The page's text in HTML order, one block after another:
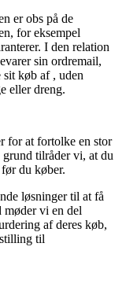
er obs på de
for eksempel
I den relation
sin ordremail,
køb af , uden
eller dreng.
for at fortolke en stor
grund tilråder vi, at du
du køber.
løsninger til at få
møder vi en del
af deres køb,
til